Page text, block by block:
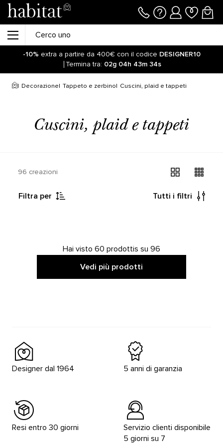
-10% extra a partire da 400€ con il codice DESIGNER10
Termina tra: 02g 04h 43m 34s
Decorazione Tappeto e zerbino Cuscini, plaid e tappeti
Cuscini, plaid e tappeti
96 creazioni
Filtra per Tutti i filtri
Hai visto 60 prodottis su 96
Vedi più prodotti
Designer dal 1964 5 anni di garanzia
Resi entro 30 giorni
Servizio clienti disponibile
5 giorni su 7